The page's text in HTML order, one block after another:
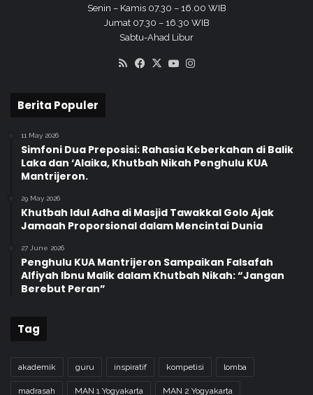
Senin – Kamis 07.30 – 16.00 WIB
Jumat 07.30 – 16.30 WIB
Sabtu-Ahad Libur
RSS Facebook
X YouTube
Berita Populer
11 May 2026
Simfoni Dua Preposisi: Rahasia Keberkahan di Balik
Laka dan ‘Alaika, Khutbah Nikah Penghulu KUA
Mantrijeron.
29 May 2026
Khutbah Idul Adha di Masjid Tawakkal Golo Ajak
Jamaah Proporsional dalam Mencintai Dunia
27 June 2026
Penghulu KUA Mantrijeron Sampaikan Falsafah
Alfiyah Ibnu Malik dalam Khutbah Nikah: “Jangan
Berebut Peran”
Tag
akademik guru inspiratif kompetisi lomba
madrasah MAN 1 Yogyakarta MAN 2 Yogyakarta